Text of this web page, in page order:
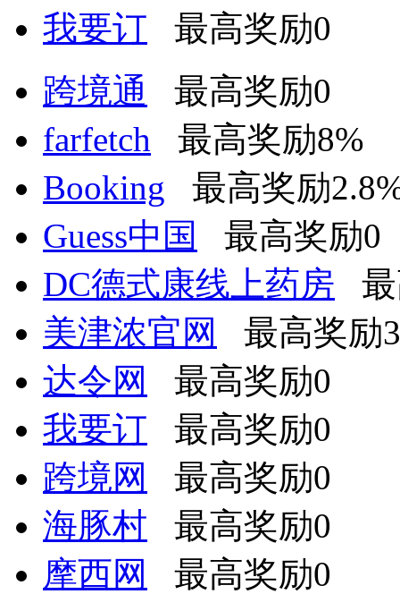
我要订 最高奖励0
跨境通
最高奖励0
farfetch 最高奖励8%
Booking 最高奖励
Guess中国
最高奖励0
DC德式康线上药房 最
美津浓官网
最高奖励
达令网
最高奖励0
我要订 最高奖励0
跨境网
最高奖励0
海豚村 最高奖励0
摩西网
最高奖励0